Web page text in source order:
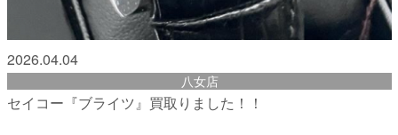
2026.04.04
八女店
セイコー『ブライツ』買取りました！！